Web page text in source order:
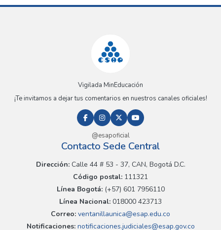
Vigilada MinEducación
¡Te invitamos a dejar tus comentarios en nuestros canales oficiales!
@esapoficial
Contacto Sede Central
Dirección:Calle 44 # 53 - 37, CAN, Bogotá D.C.
Código postal: 111321
Línea Bogotá:(+57) 601 7956110
Línea Nacional: 018000 423713
Correo: ventanillaunica@esap.edu.co
Notificaciones:notificaciones.judiciales@esap.gov.co